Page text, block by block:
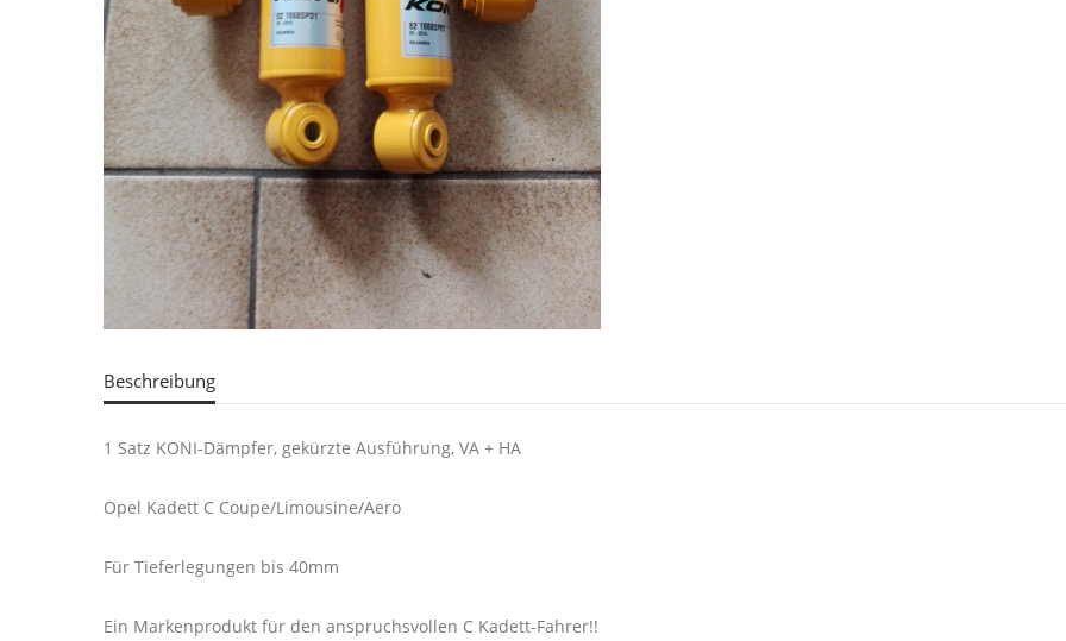
Beschreibung
1 Satz KONI-Dämpfer, gekürzte Ausführung, VA + HA
Opel Kadett C Coupe/Limousine/Aero
Für Tieferlegungen bis 40mm
Ein Markenprodukt für den anspruchsvollen C Kadett-Fahrer!!